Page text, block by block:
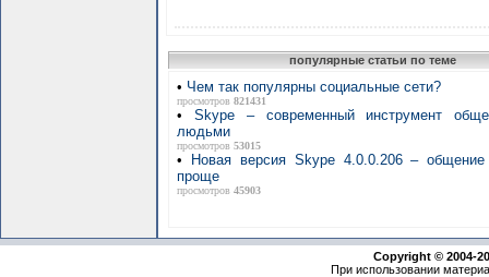
популярные статьи по теме
• Чем так популярны социальные сети?
просмотров 821431
• Skype – современный инструмент
людьми
просмотров 53015
•
Новая версия Skype 4.0.0.206 –
проще
просмотров 45903
Copyright © 2004-
При использовании